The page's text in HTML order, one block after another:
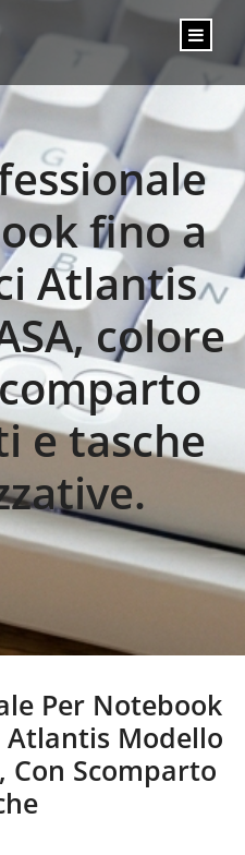
fino a
Atlantis
colore
e tasche
Per Notebook
Atlantis Modello
Con Scomparto